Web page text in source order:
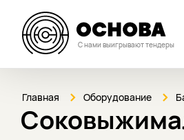
С нами выигрывают тендеры
Главная Оборудование